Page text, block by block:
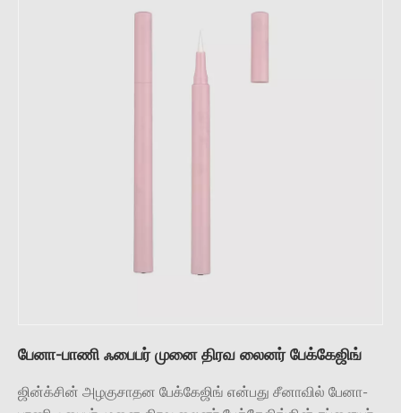
பேனா-பாணி ஃபைபர் முனை திரவ லைனர் பேக்கேஜிங்
ஜின்க்சின் அழகுசாதன பேக்கேஜிங் என்பது சீனாவில் பேனா-